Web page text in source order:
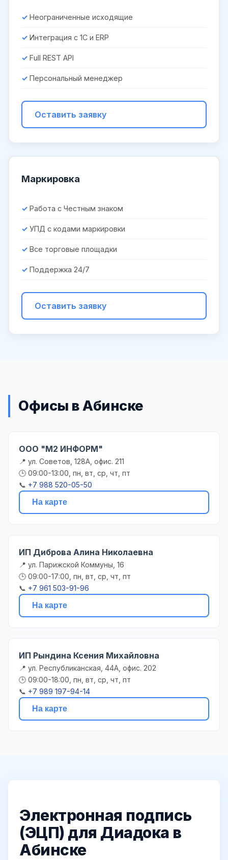
Неограниченные исходящие
Интеграция с 1С и ERP
Full REST API
Персональный менеджер
Оставить заявку
Маркировка
Работа с Честным знаком
УПД с кодами маркировки
Все торговые площадки
Поддержка 24/7
Оставить заявку
Офисы в Абинске
ООО "М2 ИНФОРМ"
📍 ул. Советов, 128А, офис. 211
🕒 09:00-13:00, пн, вт, ср, чт, пт
📞 +7 988 520-05-50
На карте
ИП Диброва Алина Николаевна
📍 ул. Парижской Коммуны, 16
🕒 09:00-17:00, пн, вт, ср, чт, пт
📞 +7 961 503-91-96
На карте
ИП Рындина Ксения Михайловна
📍 ул. Республиканская, 44А, офис. 202
🕒 09:00-18:00, пн, вт, ср, чт, пт
📞 +7 989 197-94-14
На карте
Электронная подпись
(ЭЦП) для Диадока в
Абинске